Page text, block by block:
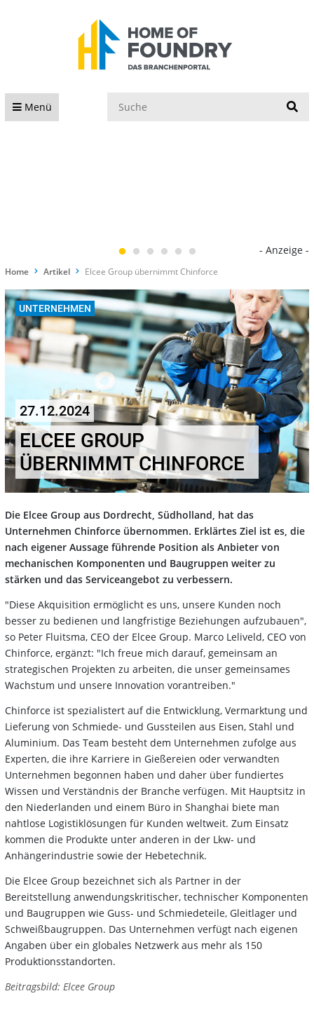
Menü
- Anzeige -
Home Artikel Elcee Group übernimmt Chinforce
UNTERNEHMEN
27.12.2024
ELCEE GROUP
ÜBERNIMMT CHINFORCE
Die Elcee Group aus Dordrecht, Südholland, hat das
Unternehmen Chinforce übernommen. Erklärtes Ziel ist es, die
nach eigener Aussage führende Position als Anbieter von
mechanischen Komponenten und Baugruppen weiter zu
stärken und das Serviceangebot zu verbessern.
"Diese Akquisition ermöglicht es uns, unsere Kunden noch
besser zu bedienen und langfristige Beziehungen aufzubauen",
so Peter Fluitsma, CEO der Elcee Group. Marco Leliveld, CEO von
Chinforce, ergänzt: "Ich freue mich darauf, gemeinsam an
strategischen Projekten zu arbeiten, die unser gemeinsames
Wachstum und unsere Innovation vorantreiben."
Chinforce ist spezialistert auf die Entwicklung, Vermarktung und
Lieferung von Schmiede- und Gussteilen aus Eisen, Stahl und
Aluminium. Das Team besteht dem Unternehmen zufolge aus
Experten, die ihre Karriere in Gießereien oder verwandten
Unternehmen begonnen haben und daher über fundiertes
Wissen und Verständnis der Branche verfügen. Mit Hauptsitz in
den Niederlanden und einem Büro in Shanghai biete man
nahtlose Logistiklösungen für Kunden weltweit. Zum Einsatz
kommen die Produkte unter anderen in der Lkw- und
Anhängerindustrie sowie der Hebetechnik.
Die Elcee Group bezeichnet sich als Partner in der
Bereitstellung anwendungskritischer, technischer Komponenten
und Baugruppen wie Guss- und Schmiedeteile, Gleitlager und
Schweißbaugruppen. Das Unternehmen verfügt nach eigenen
Angaben über ein globales Netzwerk aus mehr als 150
Produktionsstandorten.
Beitragsbild: Elcee Group